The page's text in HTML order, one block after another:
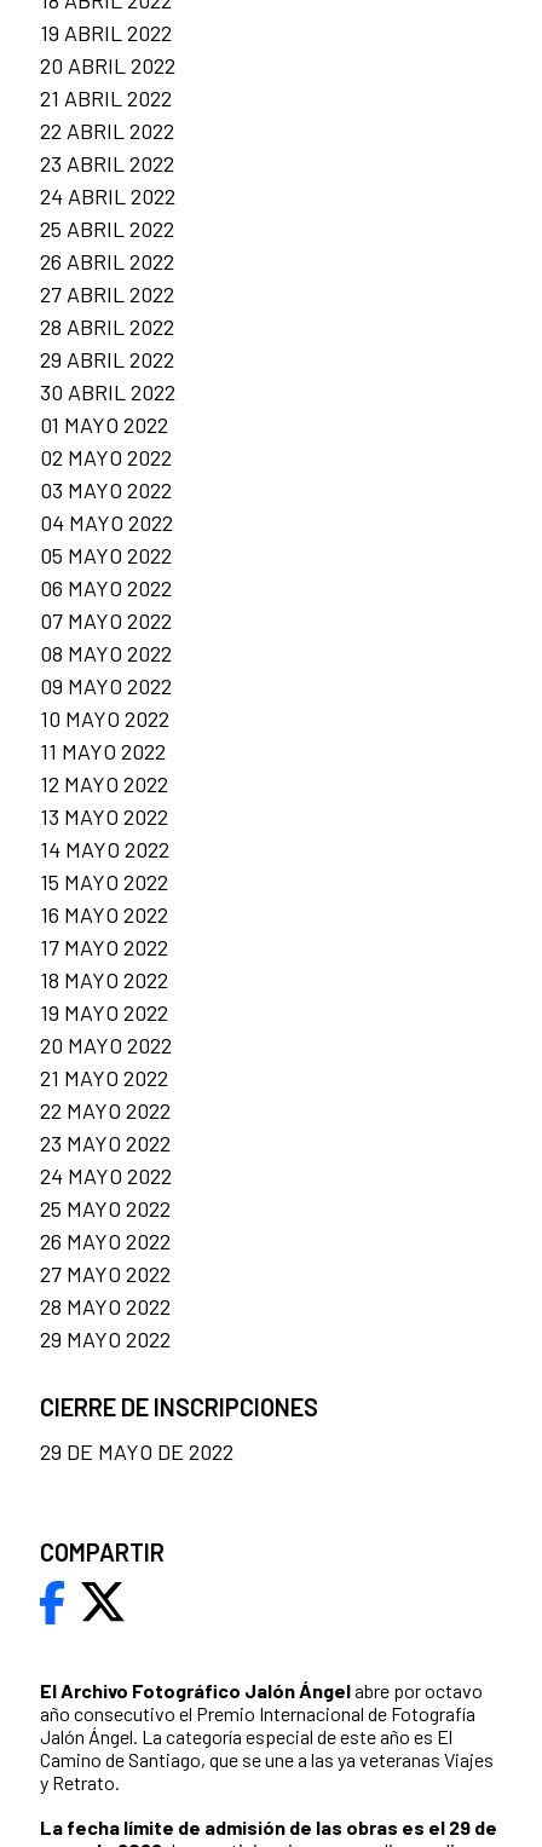
El Archivo Fotográfico Jalón Ángelabre por octavo
año consecutivo el Premio Internacional de Fotografía
Jalón Ángel. La categoría especial de este año es El
Camino de Santiago, que se une a las ya veteranas Viajes
y Retrato.
La fecha límite de admisión de las obras es el 29 de
19 ABRIL 2022
20 ABRIL 2022
21 ABRIL 2022
22 ABRIL 2022
23 ABRIL 2022
24 ABRIL 2022
25 ABRIL 2022
26 ABRIL 2022
27 ABRIL 2022
28 ABRIL 2022
29 ABRIL 2022
30 ABRIL 2022
01 MAYO 2022
02 MAYO 2022
03 MAYO 2022
04 MAYO 2022
05 MAYO 2022
06 MAYO 2022
07 MAYO 2022
08 MAYO 2022
09 MAYO 2022
10 MAYO 2022
11 MAYO 2022
12 MAYO 2022
13 MAYO 2022
14 MAYO 2022
15 MAYO 2022
16 MAYO 2022
17 MAYO 2022
18 MAYO 2022
19 MAYO 2022
20 MAYO 2022
21 MAYO 2022
22 MAYO 2022
23 MAYO 2022
24 MAYO 2022
25 MAYO 2022
26 MAYO 2022
27 MAYO 2022
28 MAYO 2022
29 MAYO 2022
CIERRE DE INSCRIPCIONES
29 DE MAYO DE 2022
COMPARTIR